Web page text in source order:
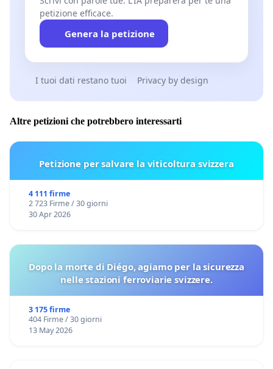
petizione efficace.
Genera la petizione
I tuoi dati restano tuoi Privacy by design
Altre petizioni che potrebbero interessarti
Petizione per salvare la viticoltura svizzera
4 111 firme
2 723 Firme / 30 giorni
30 Apr 2026
Dopo la morte di Diégo, agiamo per la sicurezza
nelle stazioni ferroviarie svizzere.
3 175 firme
404 Firme / 30 giorni
13 May 2026